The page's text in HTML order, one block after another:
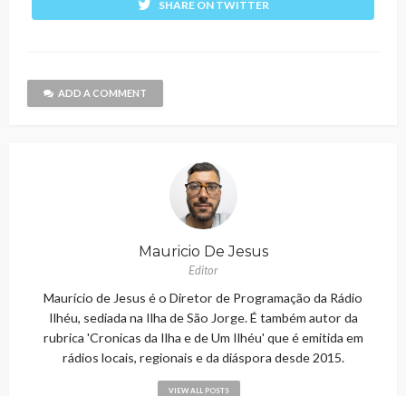
SHARE ON TWITTER
ADD A COMMENT
Mauricio De Jesus
Editor
Maurício de Jesus é o Diretor de Programação da Rádio
Ilhéu, sediada na Ilha de São Jorge. É também autor da
rubrica 'Cronicas da Ilha e de Um Ilhéu' que é emitida em
rádios locais, regionais e da diáspora desde 2015.
VIEW ALL POSTS